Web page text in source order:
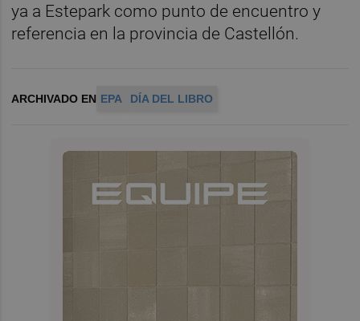
ya a Estepark como punto de encuentro y
referencia en la provincia de Castellón.
ARCHIVADO EN EPA DÍA DEL LIBRO